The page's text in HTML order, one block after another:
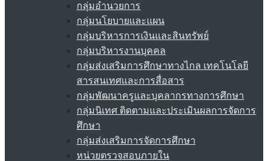
กลุ่มอำนวยการ
กลุ่มนโยบายและแผน
กลุ่มบริหารการเงินและสินทรัพย์
กลุ่มบริหารงานบุคคล
กลุ่มส่งเสริมการศึกษาทางไกล เทคโนโลยี
สารสนเทศและการสื่อสาร
กลุ่มพัฒนาครูและบุคลากรทางการศึกษา
กลุ่มนิเทศ ติดตามและประเมินผลการจัดการ
ศึกษา
กลุ่มส่งเสริมการจัดการศึกษา
หน่วยตรวจสอบภายใน